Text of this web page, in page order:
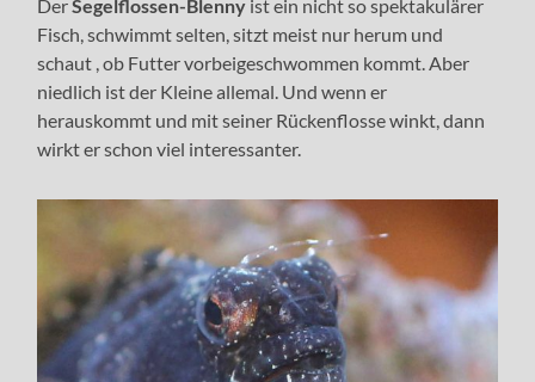
DerSegelflossen-Blenny ist ein nicht so spektakulärer
Fisch, schwimmt selten, sitzt meist nur herum und
schaut , ob Futter vorbeigeschwommen kommt. Aber
niedlich ist der Kleine allemal. Und wenn er
herauskommt und mit seiner Rückenflosse winkt, dann
wirkt er schon viel interessanter.